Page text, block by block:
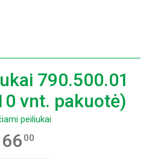
790.500.01
vnt. pakuotė)
peiliukai
00